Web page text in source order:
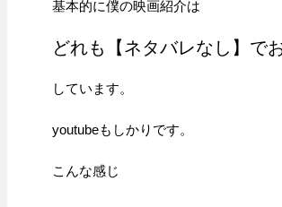
基本的に僕の映画紹介は
どれも【ネタバレなし】で
しています。
youtubeもしかりです。
こんな感じ